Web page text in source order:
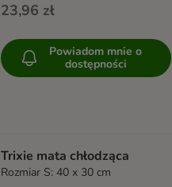
23,96 zł
Powiadom mnie o
dostępności
Trixie mata chłodząca
Rozmiar S: 40 x 30 cm